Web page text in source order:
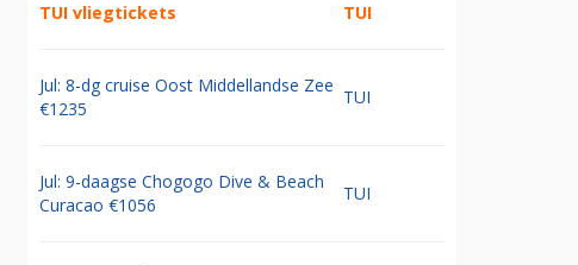
TUI vliegtickets TUI
Jul: 8-dg cruise Oost Middellandse Zee
€1235
TUI
Jul: 9-daagse Chogogo Dive & Beach
Curacao €1056
TUI